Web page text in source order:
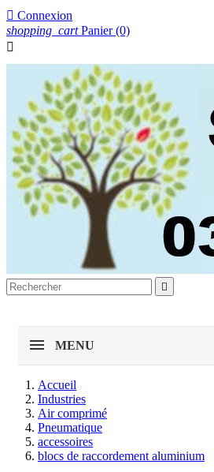
 Connexion
shopping_cart Panier (0)


MENU
Accueil
Industries
Air comprimé
Pneumatique
accessoires
blocs de raccordement aluminium